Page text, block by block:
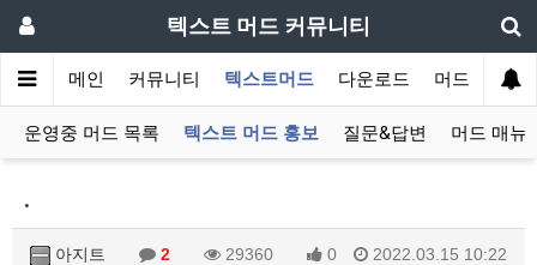
텍스트 머드 커뮤니티
메인 커뮤니티 텍스트머드 다운로드 머드 잡담
운영중 머드 목록 텍스트 머드 홍보 질문&답변 머드 매뉴
.
아지트 2 29360 0 2022.03.15 10:22